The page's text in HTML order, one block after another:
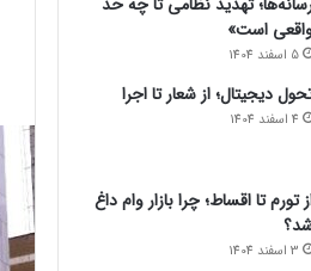
است»
5 اسفند 1404
دیجیتال؛ از شعار تا اجرا
4 اسفند 1404
تورم تا اقساط؛ چرا بازار وام داغ
3 اسفند 1404